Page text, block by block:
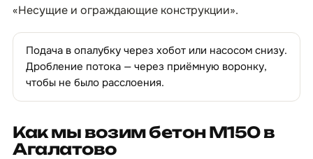
«Несущие и ограждающие конструкции».
Подача в опалубку через хобот или насосом снизу.
Дробление потока — через приёмную воронку,
чтобы не было расслоения.
Как мы возим бетон М150 в
Агалатово